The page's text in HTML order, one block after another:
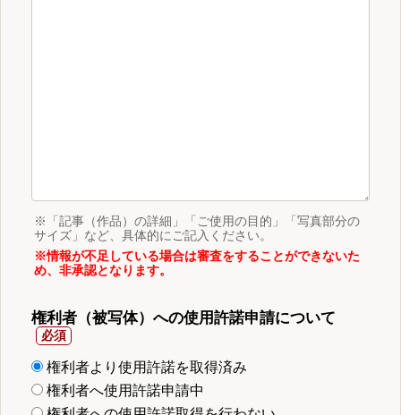
※「記事（作品）の詳細」「ご使用の目的」「写真部分の
サイズ」など、具体的にご記入ください。
※情報が不足している場合は審査をすることができないた
め、非承認となります。
権利者（被写体）への使用許諾申請について
権利者より使用許諾を取得済み
権利者へ使用許諾申請中